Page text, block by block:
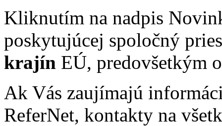
Kliknutím na nadpis
poskytujúcej spoločný
krajín EÚ, predovšetkým
Ak Vás zaujímajú
ReferNet, kontakty na